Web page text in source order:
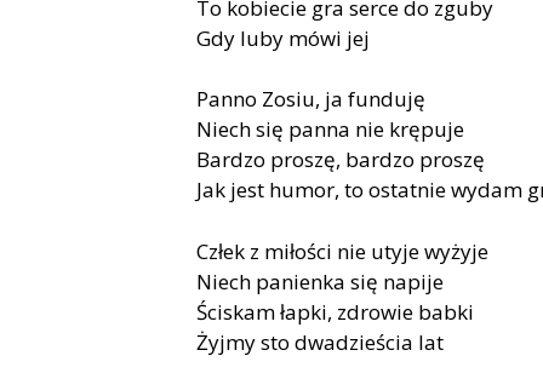
To kobiecie gra serce do zguby
Gdy luby mówi jej
Panno Zosiu, ja funduję
Niech się panna nie krępuje
Bardzo proszę, bardzo proszę
Jak jest humor, to ostatnie wydam
Człek z miłości nie utyje wyżyje
Niech panienka się napije
Ściskam łapki, zdrowie babki
Żyjmy sto dwadzieścia lat